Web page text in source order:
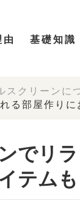
基礎知識
スクリーンに
る部屋作り
でリ
テム